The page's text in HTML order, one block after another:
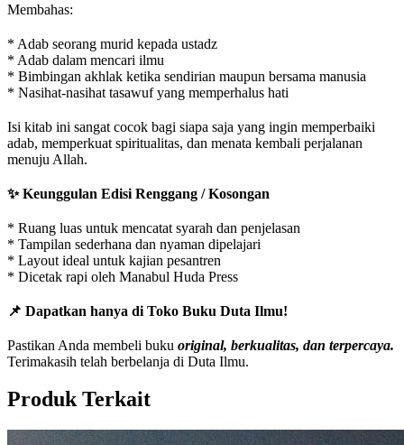
Membahas:
* Adab seorang murid kepada ustadz
* Adab dalam mencari ilmu
* Bimbingan akhlak ketika sendirian maupun bersama manusia
* Nasihat-nasihat tasawuf yang memperhalus hati
Isi kitab ini sangat cocok bagi siapa saja yang ingin memperbaiki
adab, memperkuat spiritualitas, dan menata kembali perjalanan
menuju Allah.
✨ Keunggulan Edisi Renggang / Kosongan
* Ruang luas untuk mencatat syarah dan penjelasan
* Tampilan sederhana dan nyaman dipelajari
* Layout ideal untuk kajian pesantren
* Dicetak rapi oleh Manabul Huda Press
📌 Dapatkan hanya di Toko Buku Duta Ilmu!
Pastikan Anda membeli buku original, berkualitas, dan terpercaya.
Terimakasih telah berbelanja di Duta Ilmu.
Produk Terkait